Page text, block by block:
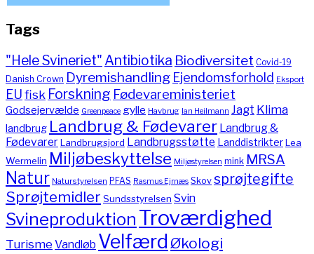
Tags
"Hele Svineriet" Antibiotika Biodiversitet Covid-19
Danish Crown Dyremishandling Ejendomsforhold Eksport
EUfisk Forskning Fødevareministeriet
Godsejervælde Greenpeace gylle Havbrug Ian Heilmann Jagt Klima
landbrug Landbrug & Fødevarer Landbrug &
FødevarerLandbrugsjord Landbrugsstøtte LanddistrikterLea
Wermelin Miljøbeskyttelse Miljøstyrelsen mink MRSA
Natur Naturstyrelsen PFAS Rasmus Ejrnæs Skov sprøjtegifte
Sprøjtemidler Sundsstyrelsen Svin
Svineproduktion Troværdighed
TurismeVandløb Velfærd Økologi